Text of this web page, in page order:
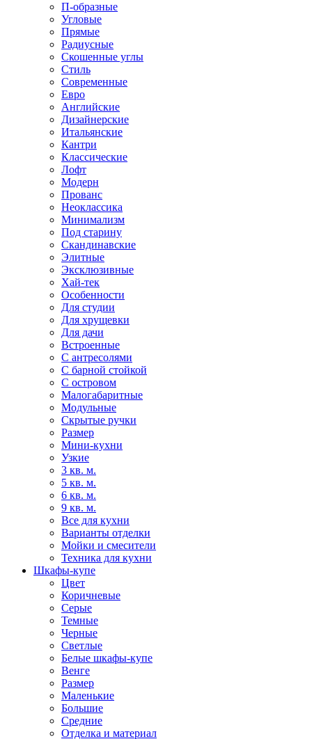
П-образные
Угловые
Прямые
Радиусные
Скошенные углы
Стиль
Современные
Евро
Английские
Дизайнерские
Итальянские
Кантри
Классические
Лофт
Модерн
Прованс
Неоклассика
Минимализм
Под старину
Скандинавские
Элитные
Эксклюзивные
Хай-тек
Особенности
Для студии
Для хрущевки
Для дачи
Встроенные
С антресолями
С барной стойкой
С островом
Малогабаритные
Модульные
Скрытые ручки
Размер
Мини-кухни
Узкие
3 кв. м.
5 кв. м.
6 кв. м.
9 кв. м.
Все для кухни
Варианты отделки
Мойки и смесители
Техника для кухни
Шкафы-купе
Цвет
Коричневые
Серые
Темные
Черные
Светлые
Белые шкафы-купе
Венге
Размер
Маленькие
Большие
Средние
Отделка и материал